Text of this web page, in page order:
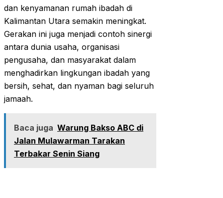
dan kenyamanan rumah ibadah di
Kalimantan Utara semakin meningkat.
Gerakan ini juga menjadi contoh sinergi
antara dunia usaha, organisasi
pengusaha, dan masyarakat dalam
menghadirkan lingkungan ibadah yang
bersih, sehat, dan nyaman bagi seluruh
jamaah.
Baca juga Warung Bakso ABC di
Jalan Mulawarman Tarakan
Terbakar Senin Siang